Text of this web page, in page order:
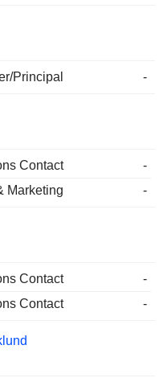
Principal -
Contact
-
Marketing
-
Contact
-
Contact
-